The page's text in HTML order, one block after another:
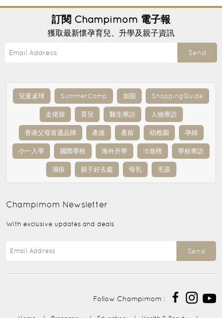
訂閱 Champimom 電子報
獲取最新懷孕育兒、升學及親子資訊
Send
兒童桌球 SummerCamp 加固 ShoppingGuide
走佬袋 育兒 醫生專訪 人物專訪
香港父母首選品牌 產後 產前 幼稚園 孕婦
小一入學 國際學校 海外升學 IB放榜 學校專訪
濕疹 親子好去處 母乳 毛孩
Champimom Newsletter
With exclusive updates and deals
Send
Follow Champimom :